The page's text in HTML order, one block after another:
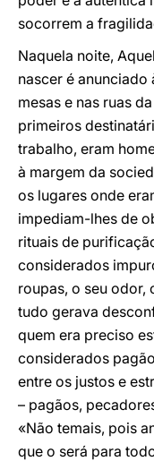
socorrem a
Naquela noite,
nascer é anunciado
mesas e nas ruas
primeiros
trabalho, eram
à margem da
os lugares onde
impediam-lhes de
rituais de
considerados
roupas, o seu odor,
tudo gerava
quem era preciso
considerados
entre os justos e
– pagãos,
«Não temais, pois
que o será para